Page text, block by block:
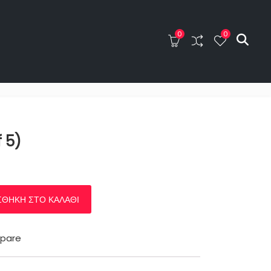
0 0
5)
ΣΤΟ ΚΑΛΆΘΙ